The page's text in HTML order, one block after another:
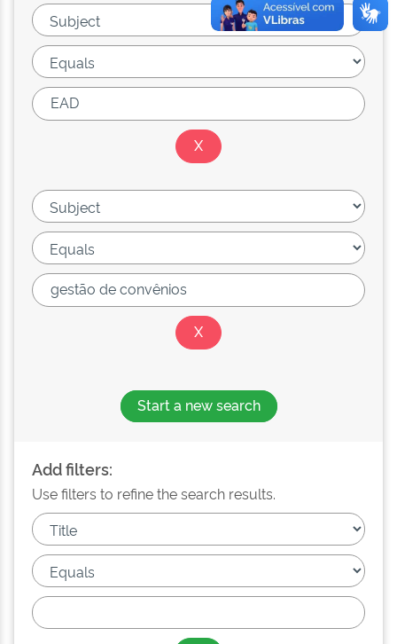
Start a new search
Add filters:
Use filters to refine the search results.